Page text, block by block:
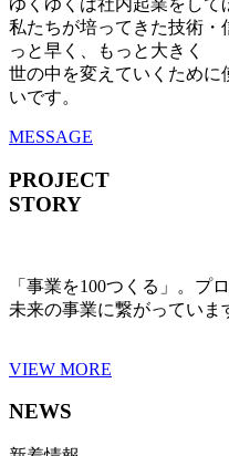
ゆくゆくは社内起業をして
私たちが培ってきた技術・
っと早く、もっと大きく
世の中を変えていくため
いです。
MESSAGE
PROJECT
STORY
「事業を100つくる」。プ
未来の事業に繋がっていま
VIEW MORE
NEWS